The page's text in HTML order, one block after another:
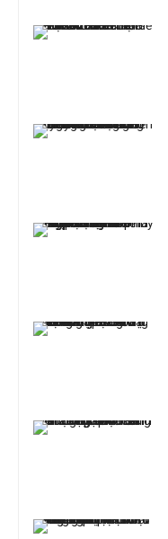
“FPS 2025 - Sen’s Resonance” lan tỏa sức trẻ của thế hệ sinh viên mới
“Fragments in Bloom” - Bộ ảnh truyền cảm hứng đến các tân sinh viên khóa 45 trường Báo
Lộ diện đội hình tiềm năng của team Mentor Thuỷ Sophia tại HyperCreative 2025
Hòa mình vào không gian vũ trụ rực rỡ tại Photo booth Spotlight 2025 – Adastra
Tràn ngập sắc màu tuổi trẻ với cuộc thi ảnh “Lăng kính thanh xuân”
Workshop “Hành trang lính mới”: Từ trải nghiệm lịch sử đến niềm tự hào Việt Nam